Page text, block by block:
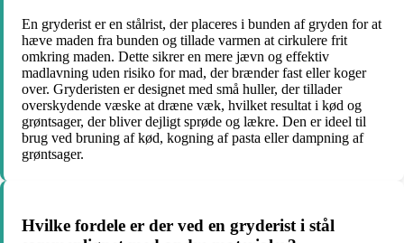
En gryderist er en stålrist, der placeres i bunden af gryden for at
hæve maden fra bunden og tillade varmen at cirkulere frit
omkring maden. Dette sikrer en mere jævn og effektiv
madlavning uden risiko for mad, der brænder fast eller koger
over. Gryderisten er designet med små huller, der tillader
overskydende væske at dræne væk, hvilket resultat i kød og
grøntsager, der bliver dejligt sprøde og lækre. Den er ideel til
brug ved bruning af kød, kogning af pasta eller dampning af
grøntsager.
Hvilke fordele er der ved en gryderist i stål